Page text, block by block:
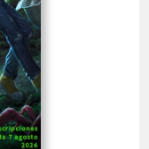
180'<
1
jours